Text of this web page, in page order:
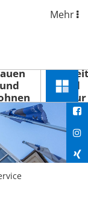
Mehr
und
Freizeit
und
Kultur
Menü